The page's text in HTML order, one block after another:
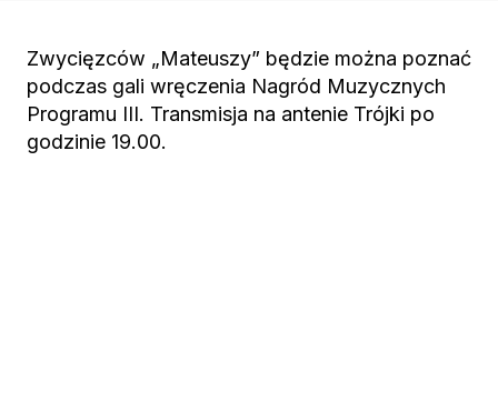
Zwycięzców „Mateuszy” będzie można poznać
podczas gali wręczenia Nagród Muzycznych
Programu III. Transmisja na antenie Trójki po
godzinie 19.00.